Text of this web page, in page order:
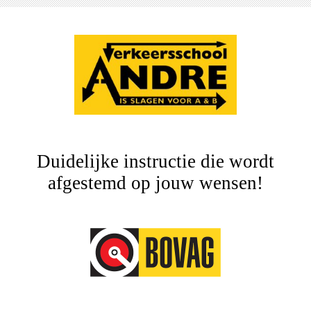
Duidelijke instructie die wordt
afgestemd op jouw wensen!